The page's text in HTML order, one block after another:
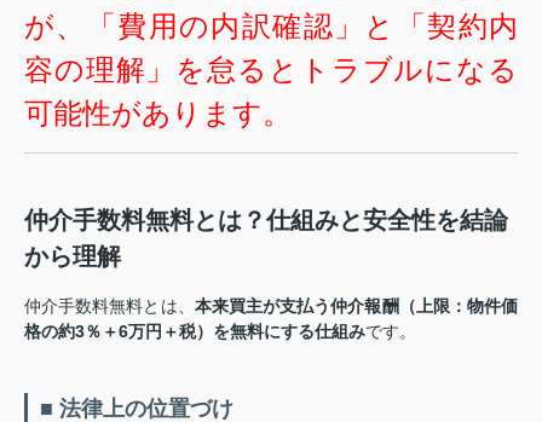
が、「費用の内訳確認」と「契約内
容の理解」を怠るとトラブルになる
可能性があります。
仲介手数料無料とは？仕組みと安全性を結論
から理解
仲介手数料無料とは、 本来買主が支払う仲介報酬（上限：物件価
格の約3％＋6万円＋税）を無料にする仕組みです。
■ 法律上の位置づけ